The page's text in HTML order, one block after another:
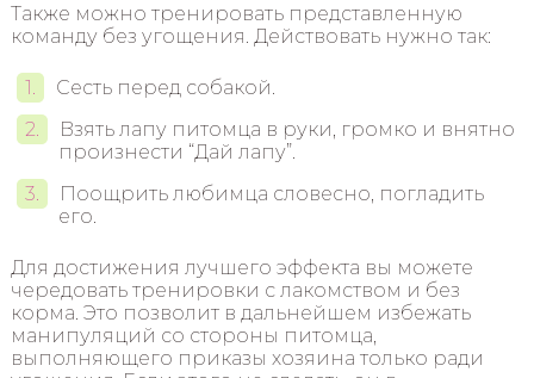
Также можно тренировать представленную
команду без угощения. Действовать нужно так:
Сесть перед собакой.
Взять лапу питомца в руки, громко и внятно
произнести “Дай лапу”.
Поощрить любимца словесно, погладить
его.
Для достижения лучшего эффекта вы можете
чередовать тренировки с лакомством и без
корма. Это позволит в дальнейшем избежать
манипуляций со стороны питомца,
выполняющего приказы хозяина только ради